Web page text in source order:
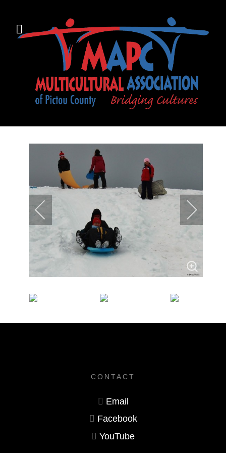
CONTACT
Email
Facebook
YouTube